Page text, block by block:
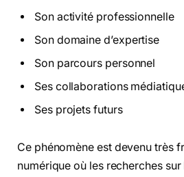
Son activité professionnelle
Son domaine d’expertise
Son parcours personnel
Ses collaborations
Ses projets futurs
Ce phénomène est devenu très
numérique où les recherches